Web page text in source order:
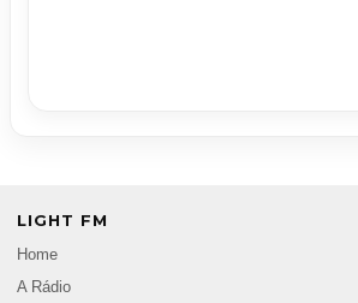
LIGHT FM
Home
A Rádio